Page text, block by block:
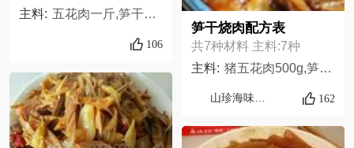
主料: 五花肉一斤,笋干适量,盐适量,油适量,糖适量,味极鲜酱油适量,味精适量,料酒适量,姜适量,辣椒二个
106
笋干烧肉配方表
共7种材料 主料:7种
主料: 猪五花肉500g,笋干适量,葱4根,姜半块,生抽适量,老抽适量,鸡精适量,
山珍海味食材铺 162